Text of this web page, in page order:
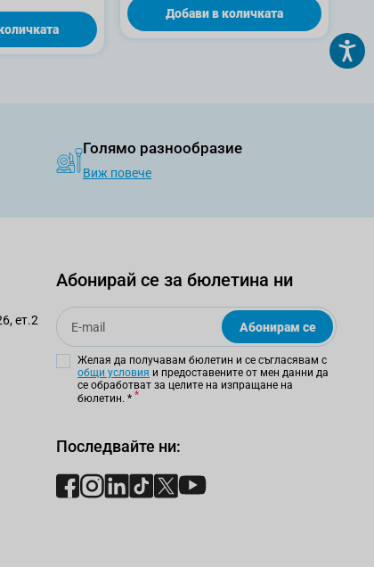
Добави в количката
Голямо разнообразие
Виж повече
ет.2
Абонирай се за бюлетина ни
Email
Абонирам се
Желая да получавам бюлетин и се съгласявам с
общи условия и предоставените от мен данни да
се обработват за целите на изпращане на
бюлетин. *
Последвайте ни: